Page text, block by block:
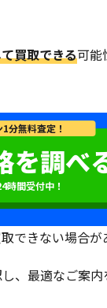
買取できる可能
分無料査定！
を調べ
時間受付中！
できない場合が
、最適なご案内